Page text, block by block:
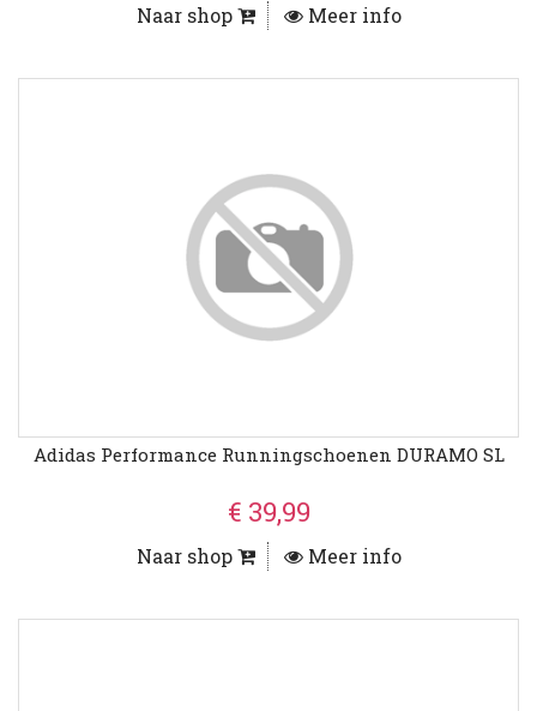
Naar shop Meer info
Adidas Performance Runningschoenen DURAMO SL
€ 39,99
Naar shop Meer info